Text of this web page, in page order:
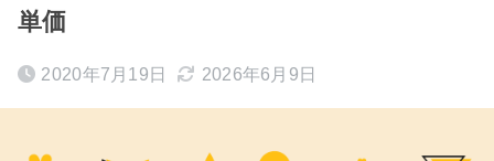
単価
2020年7月19日 2026年6月9日